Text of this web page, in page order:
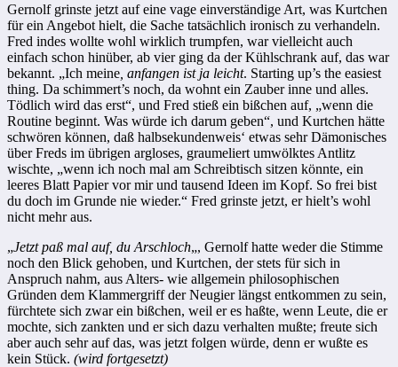
Gernolf grinste jetzt auf eine vage einverständige Art, was Kurtchen
für ein Angebot hielt, die Sache tatsächlich ironisch zu verhandeln.
Fred indes woll­te wohl wirklich trumpfen, war vielleicht auch
einfach schon hinüber, ab vier ging da der Kühlschrank auf, das war
bekannt. „Ich meine , anfangen ist ja leicht. Starting up’s the easiest
thing. Da schimmert’s noch, da wohnt ein Zauber inne und alles.
Tödlich wird das erst“, und Fred stieß ein bißchen auf, „wenn die
Routine beginnt. Was würde ich darum geben“, und Kurt­chen hätte
schwören können, daß halbsekundenweis‘ etwas sehr Dämoni­sches
über Freds im übrigen argloses, graumeliert umwölktes Antlitz
wischte, „wenn ich noch mal am Schreibtisch sit­zen könnte, ein
leeres Blatt Papier vor mir und tau­send Ideen im Kopf. So frei bist
du doch im Grunde nie wieder.“ Fred grinste jetzt, er hielt’s wohl
nicht mehr aus.
„Jetzt paß mal auf, du Arschloch„, Gernolf hatte weder die Stimme
noch den Blick gehoben, und Kurtchen, der stets für sich in
Anspruch nahm, aus Al­ters- wie allgemein philosophischen
Gründen dem Klammergriff der Neu­gier längst entkommen zu sein,
fürchtete sich zwar ein bißchen, weil er es haßte, wenn Leute, die er
mochte, sich zankten und er sich dazu verhalten mußte; freute sich
aber auch sehr auf das, was jetzt fol­gen würde, denn er wußte es
kein Stück. (wird fortgesetzt)